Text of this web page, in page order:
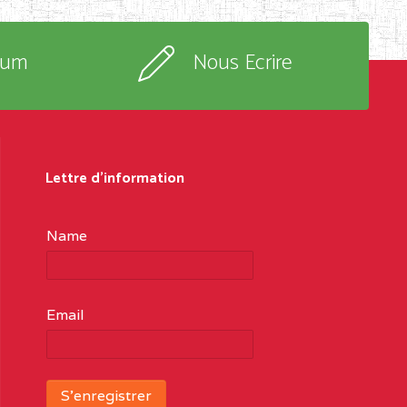
Nous Ecrire
Lettre d'information
Name
Email